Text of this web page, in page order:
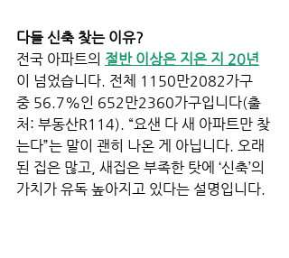
다들 신축 찾는 이유?
전국 아파트의 절반 이상은 지은 지 20년
이 넘었습니다. 전체 1150만2082가구
중 56.7%인 652만2360가구입니다(출
처: 부동산R114). “요샌 다 새 아파트만 찾
는다”는 말이 괜히 나온 게 아닙니다. 오래
된 집은 많고, 새집은 부족한 탓에 ‘신축’의
가치가 유독 높아지고 있다는 설명입니다.